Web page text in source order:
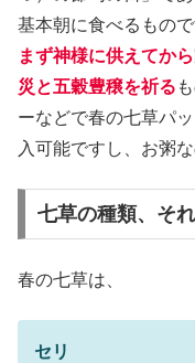
基本朝に食べるもので
まず神様に供えてから
災と五穀豊穣を祈る
ーなどで春の七草パ
入可能ですし、お粥
七草の種類、そ
春の七草は、
セリ